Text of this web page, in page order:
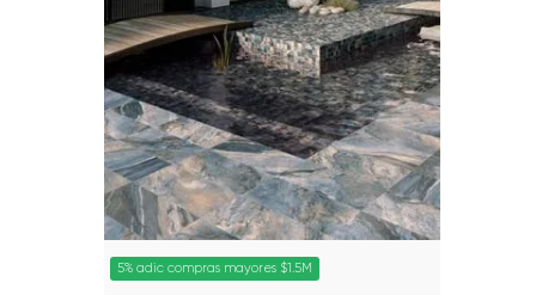
5% adic compras mayores $1.5M